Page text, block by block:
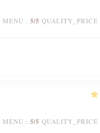
MENU : 5/5 QUALITY_PRICE
MENU : 5/5 QUALITY_PRICE